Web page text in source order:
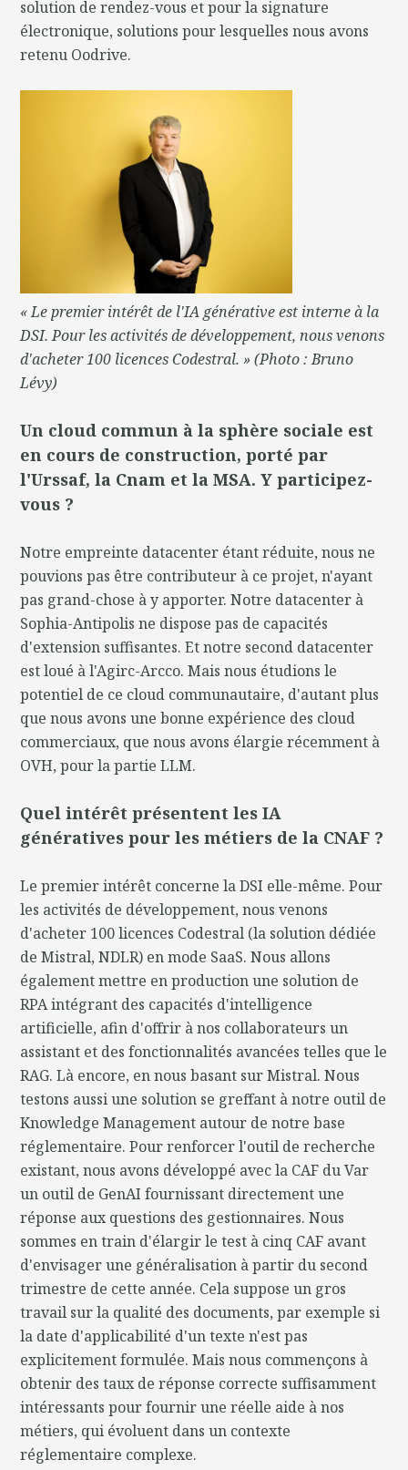
solution de rendez-vous et pour la signature
électronique, solutions pour lesquelles nous avons
retenu Oodrive.
« Le premier intérêt de l'IA générative est interne à la
DSI. Pour les activités de développement, nous venons
d'acheter 100 licences Codestral. » (Photo : Bruno
Lévy)
Un cloud commun à la sphère sociale est
en cours de construction, porté par
l'Urssaf, la Cnam et la MSA. Y participez-
vous ?
Notre empreinte datacenter étant réduite, nous ne
pouvions pas être contributeur à ce projet, n'ayant
pas grand-chose à y apporter. Notre datacenter à
Sophia-Antipolis ne dispose pas de capacités
d'extension suffisantes. Et notre second datacenter
est loué à l'Agirc-Arcco. Mais nous étudions le
potentiel de ce cloud communautaire, d'autant plus
que nous avons une bonne expérience des cloud
commerciaux, que nous avons élargie récemment à
OVH, pour la partie LLM.
Quel intérêt présentent les IA
génératives pour les métiers de la CNAF ?
Le premier intérêt concerne la DSI elle-même. Pour
les activités de développement, nous venons
d'acheter 100 licences Codestral (la solution dédiée
de Mistral, NDLR) en mode SaaS. Nous allons
également mettre en production une solution de
RPA intégrant des capacités d'intelligence
artificielle, afin d'offrir à nos collaborateurs un
assistant et des fonctionnalités avancées telles que le
RAG. Là encore, en nous basant sur Mistral. Nous
testons aussi une solution se greffant à notre outil de
Knowledge Management autour de notre base
réglementaire. Pour renforcer l'outil de recherche
existant, nous avons développé avec la CAF du Var
un outil de GenAI fournissant directement une
réponse aux questions des gestionnaires. Nous
sommes en train d'élargir le test à cinq CAF avant
d'envisager une généralisation à partir du second
trimestre de cette année. Cela suppose un gros
travail sur la qualité des documents, par exemple si
la date d'applicabilité d'un texte n'est pas
explicitement formulée. Mais nous commençons à
obtenir des taux de réponse correcte suffisamment
intéressants pour fournir une réelle aide à nos
métiers, qui évoluent dans un contexte
réglementaire complexe.